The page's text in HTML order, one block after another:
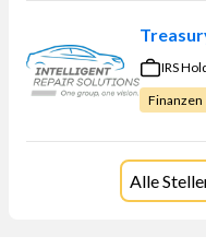
IRS
Finanzen
Alle